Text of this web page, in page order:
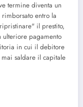
termine diventa un
entro la
il prestito,
pagamento
in cui il debitore
saldare il capitale